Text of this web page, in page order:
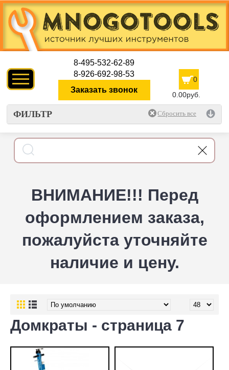
8-495-532-62-89
8-926-692-98-53
Заказать звонок
0
0.00руб.
ФИЛЬТР
ВНИМАНИЕ!!! Перед
оформлением заказа,
пожалуйста уточняйте
наличие и цену.
Домкраты - cтраница 7